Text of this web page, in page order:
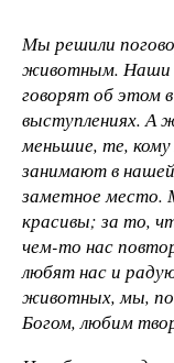
Мы решили
животным. Наши
говорят об этом
выступлениях. А
меньшие, те,
занимают в
заметное место.
красивы; за то,
чем-то нас
любят нас и
животных, мы, по
Богом, любим